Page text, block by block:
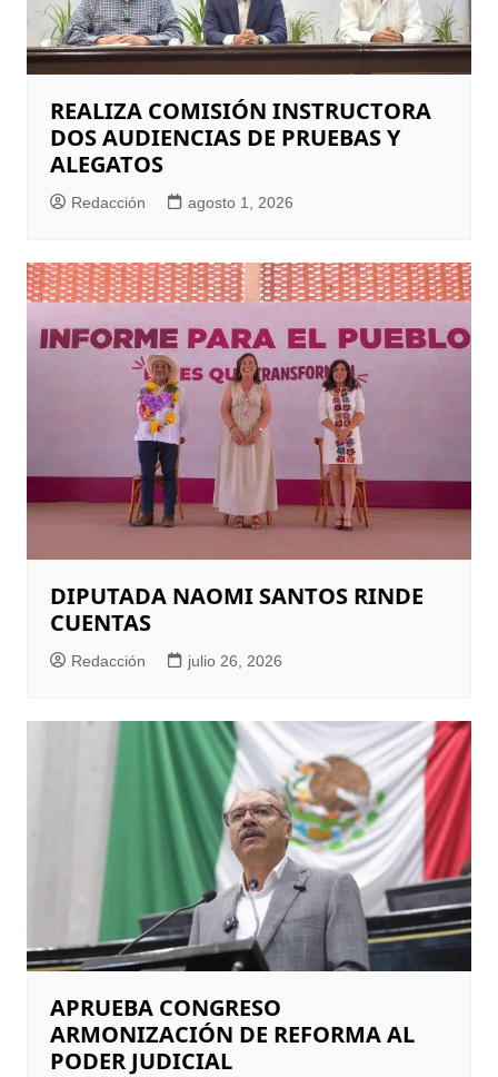
REALIZA COMISIÓN INSTRUCTORA
DOS AUDIENCIAS DE PRUEBAS Y
ALEGATOS
Redacción agosto 1, 2026
DIPUTADA NAOMI SANTOS RINDE
CUENTAS
Redacción julio 26, 2026
APRUEBA CONGRESO
ARMONIZACIÓN DE REFORMA AL
PODER JUDICIAL